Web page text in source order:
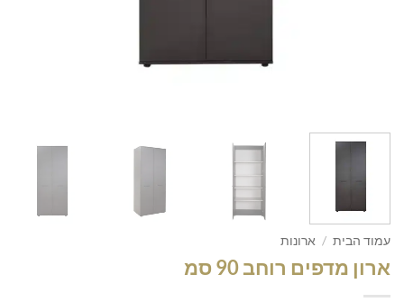
עמוד הבית / ארונות
ארון מדפים רוחב 90 סמ